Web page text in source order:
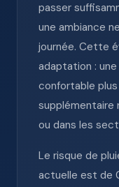
passer
une ambiance
journée. Cette
adaptation :
confortable
supplémentaire
ou dans les
Le risque de
actuelle est de